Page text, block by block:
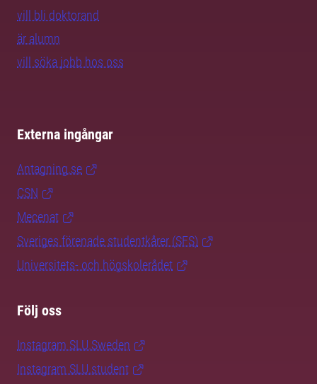
vill bli doktorand
är alumn
vill söka jobb hos oss
Externa ingångar
Antagning.se
CSN
Mecenat
Sveriges förenade studentkårer (SFS)
Universitets- och högskolerådet
Följ oss
Instagram SLU.Sweden
Instagram SLU.student